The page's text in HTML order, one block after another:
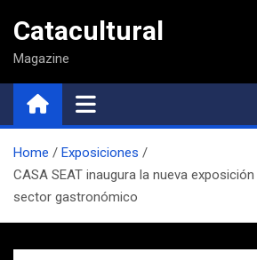
contenido
Catacultural
Magazine
Home
Exposiciones
CASA SEAT inaugura la nueva
sector gastronómico